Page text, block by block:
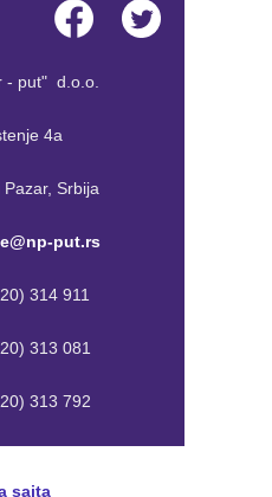
- put" d.o.o.
4a
Srbija
put.rs
314 911
313 081
313 792
sajta